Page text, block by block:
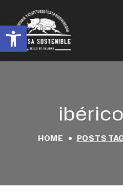
Abrir barra de herramientas
HOME POSTS